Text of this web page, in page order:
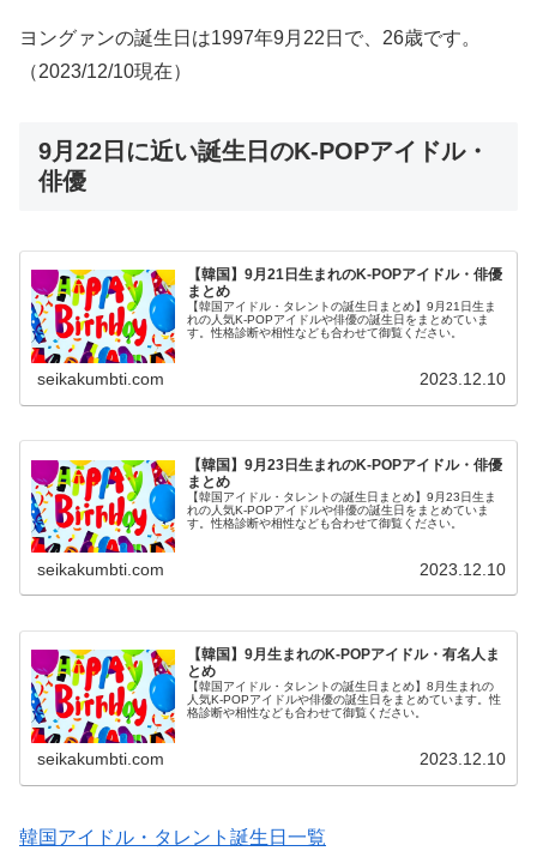
ヨングァンの誕生日は1997年9月22日で、26歳です。
（2023/12/10現在）
9月22日に近い誕生日のK-POPアイドル・
俳優
【韓国】9月21日生まれのK-POPアイドル・俳優
まとめ
【韓国アイドル・タレントの誕生日まとめ】9月21日生ま
れの人気K-POPアイドルや俳優の誕生日をまとめていま
す。性格診断や相性なども合わせて御覧ください。
seikakumbti.com 2023.12.10
【韓国】9月23日生まれのK-POPアイドル・俳優
まとめ
【韓国アイドル・タレントの誕生日まとめ】9月23日生ま
れの人気K-POPアイドルや俳優の誕生日をまとめていま
す。性格診断や相性なども合わせて御覧ください。
seikakumbti.com 2023.12.10
【韓国】9月生まれのK-POPアイドル・有名人ま
とめ
【韓国アイドル・タレントの誕生日まとめ】8月生まれの
人気K-POPアイドルや俳優の誕生日をまとめています。性
格診断や相性なども合わせて御覧ください。
seikakumbti.com 2023.12.10
韓国アイドル・タレント誕生日一覧